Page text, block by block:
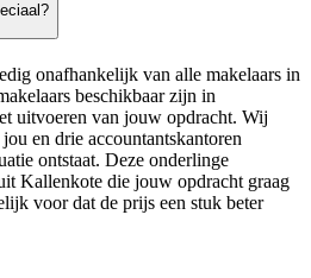
onafhankelijk van alle makelaars in
beschikbaar zijn in
uitvoeren van jouw opdracht. Wij
en drie accountantskantoren
ontstaat. Deze onderlinge
Kallenkote die jouw opdracht graag
voor dat de prijs een stuk beter